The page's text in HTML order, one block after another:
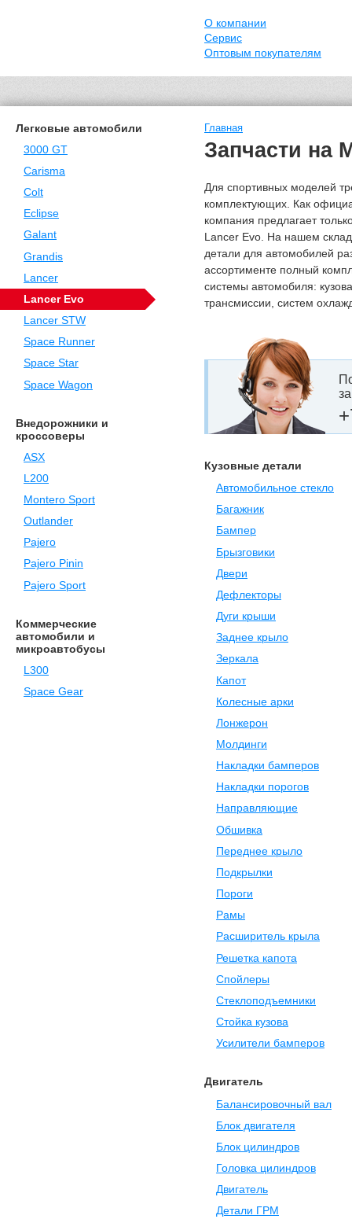
О компании
Сервис
Оптовым покупателям
Легковые автомобили
3000 GT
Carisma
Colt
Eclipse
Galant
Grandis
Lancer
Lancer Evo
Lancer STW
Space Runner
Space Star
Space Wagon
Внедорожники и
кроссоверы
ASX
L200
Montero Sport
Outlander
Pajero
Pajero Pinin
Pajero Sport
Коммерческие
автомобили и
микроавтобусы
L300
Space Gear
Главная
Запчасти на
Для спортивных моделей
комплектующих. Как
компания предлагает
Lancer Evo. На нашем
детали для автомобилей
ассортименте полный
системы автомобиля:
трансмиссии, систем
Кузовные детали
Автомобильное стекло
Багажник
Бампер
Брызговики
Двери
Дефлекторы
Дуги крыши
Заднее крыло
Зеркала
Капот
Колесные арки
Лонжерон
Молдинги
Накладки бамперов
Накладки порогов
Направляющие
Обшивка
Переднее крыло
Подкрылки
Пороги
Рамы
Расширитель крыла
Решетка капота
Спойлеры
Стеклоподъемники
Стойка кузова
Усилители бамперов
Двигатель
Балансировочный вал
Блок двигателя
Блок цилиндров
Головка цилиндров
Двигатель
Детали ГРМ